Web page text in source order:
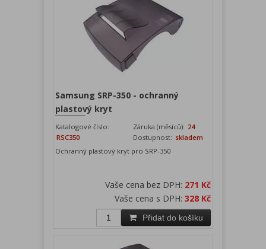
Samsung SRP-350 - ochranný
plastový kryt
Katalogové číslo:
RSC350
Záruka (měsíců): 24
Dostupnost: skladem
Ochranný plastový kryt pro SRP-350
Vaše cena bez DPH: 271 Kč
Vaše cena s DPH: 328 Kč
Přidat do košíku